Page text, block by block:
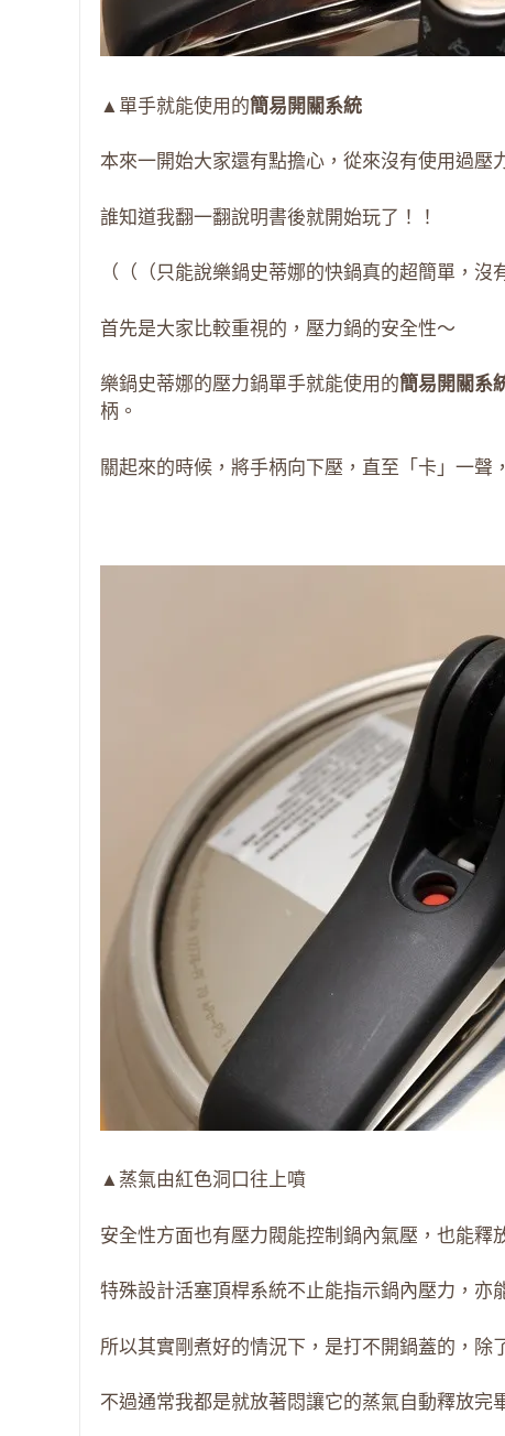
▲單手就能使用的簡易開關系統
本來一開始大家還有點擔心，從來沒有使用過壓
誰知道我翻一翻說明書後就開始玩了！！
（（（只能說樂鍋史蒂娜的快鍋真的超簡單，沒
首先是大家比較重視的，壓力鍋的安全性～
樂鍋史蒂娜的壓力鍋單手就能使用的簡易開關系
柄。
關起來的時候，將手柄向下壓，直至「卡」一聲
▲蒸氣由紅色洞口往上噴
安全性方面也有壓力閥能控制鍋內氣壓，也能釋
特殊設計活塞頂桿系統不止能指示鍋內壓力，亦
所以其實剛煮好的情況下，是打不開鍋蓋的，除
不過通常我都是就放著悶讓它的蒸氣自動釋放完